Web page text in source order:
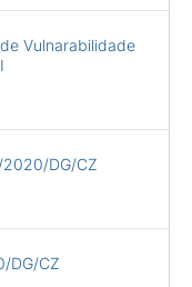
Vulnarabilidade
2020/DG/CZ
DG/CZ